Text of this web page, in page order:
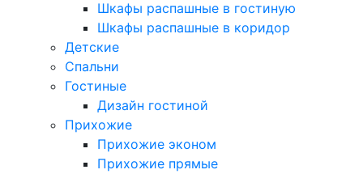
Шкафы распашные в гостиную
Шкафы распашные в коридор
Детские
Спальни
Гостиные
Дизайн гостиной
Прихожие
Прихожие эконом
Прихожие прямые